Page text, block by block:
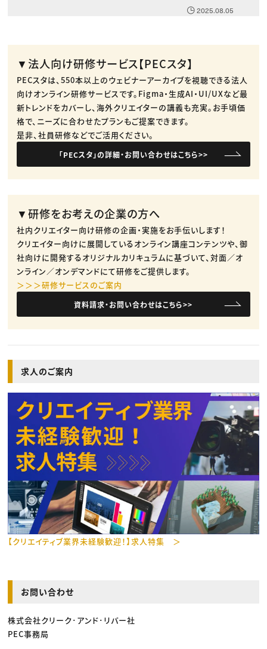
2025.08.05
▼法人向け研修サービス【PECスタ】
PECスタは、550本以上のウェビナーアーカイブを視聴できる法人
向けオンライン研修サービスです。​Figma・生成AI・UI/UXなど最
新トレンドをカバーし、海外クリエイターの講義も充実。​お手頃価
格で、ニーズに合わせたプランもご提案できます。​
是非、社員研修などでご活用ください。​
「PECスタ」の詳細・お問い合わせはこちら>>
▼研修をお考えの企業の方へ
社内クリエイター向け研修の企画・実施をお手伝いします！
クリエイター向けに展開しているオンライン講座コンテンツや、御
社向けに開発するオリジナルカリキュラムに基づいて、対面／オ
ンライン／オンデマンドにて研修をご提供します。
＞＞＞研修サービスのご案内
資料請求・お問い合わせはこちら>>
求人のご案内
【クリエイティブ業界未経験歓迎！】求人特集 ＞
お問い合わせ
株式会社クリーク･アンド･リバー社
PEC事務局